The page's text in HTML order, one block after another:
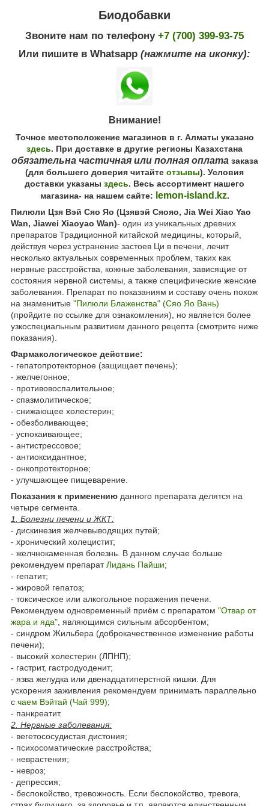
Биодобавки
Звоните нам по телефону +7 (700) 399-93-75
Или пишите в Whatsapp (нажмите на иконку):
Внимание!
Точное местоположение магазинов в г. Алматы указано
здесь. При доставке в другие регионы Казахстана
обязательна частичная или полная оплатазаказа
(для большего доверия читайте отзывы). Условия
доставки указаны здесь. Весь ассортимент нашего
магазина- на нашем сайте: lemon-island.kz.
Пилюли Цзя Вэй Сяо Яо (Цзявэй Сяояо, Jia Wei Xiao Yao
Wan, Jiawei Xiaoyao Wan)- один из уникальных древних
препаратов Традиционной китайской медицины, который,
действуя через устранение застоев Ци в печени, лечит
несколько актуальных современных проблем, таких как
нервные расстройства, кожные заболевания, зависящие от
состояния нервной системы, а также специфические женские
заболевания. Препарат по показаниям и составу очень похож
на знаменитые "Пилюли Блаженства" (Сяо Яо Вань)
(пройдите по ссылке для ознакомления), но является более
узкоспециальным развитием данного рецепта (смотрите ниже
показания).
Фармакологическое действие:
- гепатопротекторное (защищает печень);
- желчегонное;
- противовоспалительное;
- спазмолитическое;
- снижающее холестерин;
- обезболивающее;
- успокаивающее;
- антистрессовое;
- антиоксидантное;
- онкопротекторное;
- улучшающее пищеварение.
Показания к применению данного препарата делятся на
четыре сегмента.
1. Болезни печени и ЖКТ:
- дискинезия желчевыводящих путей;
- хронический холецистит;
- желчнокаменная болезнь. В данном случае больше
рекомендуем препаратЛидань Пайши;
- гепатит;
- жировой гепатоз;
- токсическое или алкогольное поражения печени.
Рекомендуем одновременный приём с препаратом "Отвар от
жара и яда", являющимся сильным абсорбентом;
- синдром Жильбера (доброкачественное изменение работы
печени);
- высокий холестерин (ЛПНП);
- гастрит, гастродуоденит;
- язва желудка или двенадцатиперстной кишки. Для
ускорения заживления рекомендуем принимать параллельно
с чаем Вэйтай (Чай 999);
- панкреатит.
2. Нервные заболевания:
- вегетососудистая дистония;
- психосоматические расстройства;
- неврастения;
- невроз;
- депрессия;
- беспокойство, тревожность. Если беспокойство, тревога,